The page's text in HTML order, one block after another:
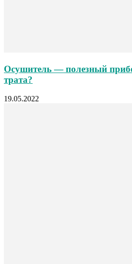
Осушитель — полезный
трата?
19.05.2022